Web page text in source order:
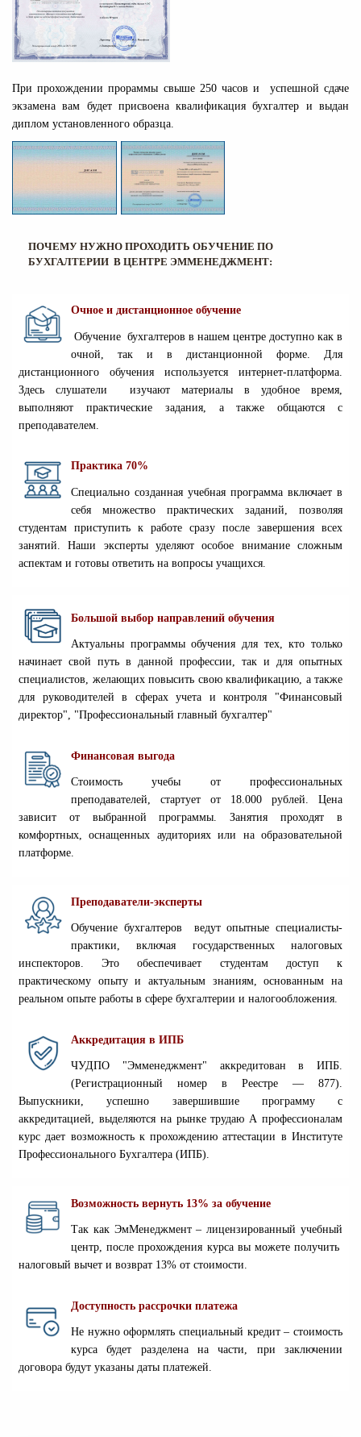
При прохождении прораммы свыше 250 часов и успешной сдаче
экзамена вам будет присвоена квалификация бухгалтер и выдан
диплом установленного образца.
ПОЧЕМУ НУЖНО ПРОХОДИТЬ ОБУЧЕНИЕ ПО
БУХГАЛТЕРИИ В ЦЕНТРЕ ЭММЕНЕДЖМЕНТ:
Очное и дистанционное обучение
Обучение бухгалтеров в нашем центре доступно как в
очной, так и в дистанционной форме. Для
дистанционного обучения используется интернет-платформа.
Здесь слушатели изучают материалы в удобное время,
выполняют практические задания, а также общаются с
преподавателем.
Практика 70%
Специально созданная учебная программа включает в
себя множество практических заданий, позволяя
студентам приступить к работе сразу после завершения всех
занятий. Наши эксперты уделяют особое внимание сложным
аспектам и готовы ответить на вопросы учащихся.
Большой выбор направлений обучения
Актуальны программы обучения для тех, кто только
начинает свой путь в данной профессии, так и для опытных
специалистов, желающих повысить свою квалификацию, а также
для руководителей в сферах учета и контроля "Финансовый
директор", "Профессиональный главный бухгалтер"
Финансовая выгода
Стоимость учебы от профессиональных
преподавателей, стартует от 18.000 рублей. Цена
зависит от выбранной программы. Занятия проходят в
комфортных, оснащенных аудиториях или на образовательной
платформе.
Преподаватели-эксперты
Обучение бухгалтеров ведут опытные специалисты-
практики, включая государственных налоговых
инспекторов. Это обеспечивает студентам доступ к
практическому опыту и актуальным знаниям, основанным на
реальном опыте работы в сфере бухгалтерии и налогообложения.
Аккредитация в ИПБ
ЧУДПО "Эмменеджмент" аккредитован в ИПБ.
(Регистрационный номер в Реестре — 877).
Выпускники, успешно завершившие программу с
аккредитацией, выделяются на рынке трудаю А профессионалам
курс дает возможность к прохождению аттестации в Институте
Профессионального Бухгалтера (ИПБ).
Возможность вернуть 13% за обучение
Так как ЭмМенеджмент– лицензированный учебный
центр, после прохождения курса вы можете получить
налоговый вычет и возврат 13% от стоимости.
Доступность рассрочки платежа
Не нужно оформлять специальный кредит – стоимость
курса будет разделена на части, при заключении
договора будут указаны даты платежей.